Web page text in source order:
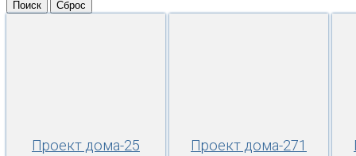
Проект дома-25 Проект дома-271